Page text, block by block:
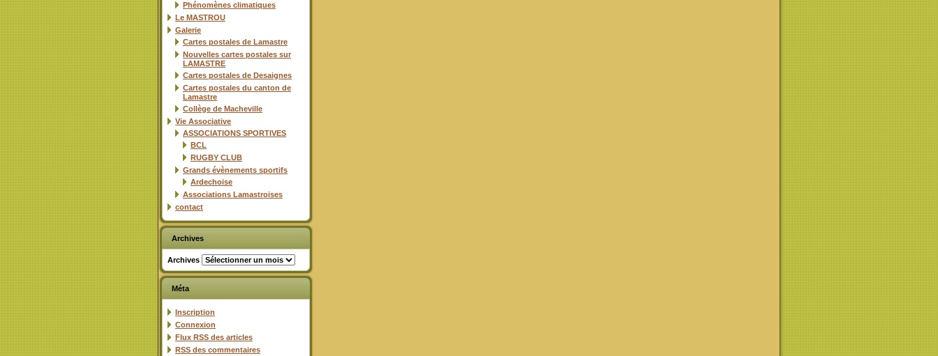
Phénomènes climatiques
Le MASTROU
Galerie
Cartes postales de Lamastre
Nouvelles cartes postales sur
LAMASTRE
Cartes postales de Desaignes
Cartes postales du canton de
Lamastre
Collège de Macheville
Vie Associative
ASSOCIATIONS SPORTIVES
BCL
RUGBY CLUB
Grands évènements sportifs
Ardechoise
Associations Lamastroises
contact
Archives
Archives
Méta
Inscription
Connexion
Flux RSS des articles
RSS des commentaires